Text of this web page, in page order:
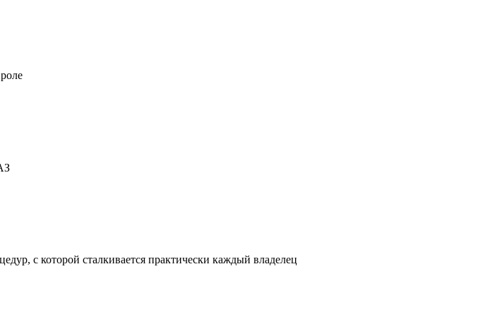
с которой сталкивается практически каждый владелец